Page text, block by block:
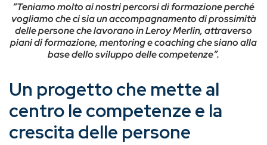
“Teniamo molto ai nostri percorsi di formazione perché
vogliamo che ci sia un accompagnamento di prossimità
delle persone che lavorano in Leroy Merlin, attraverso
piani di formazione, mentoring e coaching che siano alla
base dello sviluppo delle competenze”.
Un progetto che mette al
centro le competenze e la
crescita delle persone